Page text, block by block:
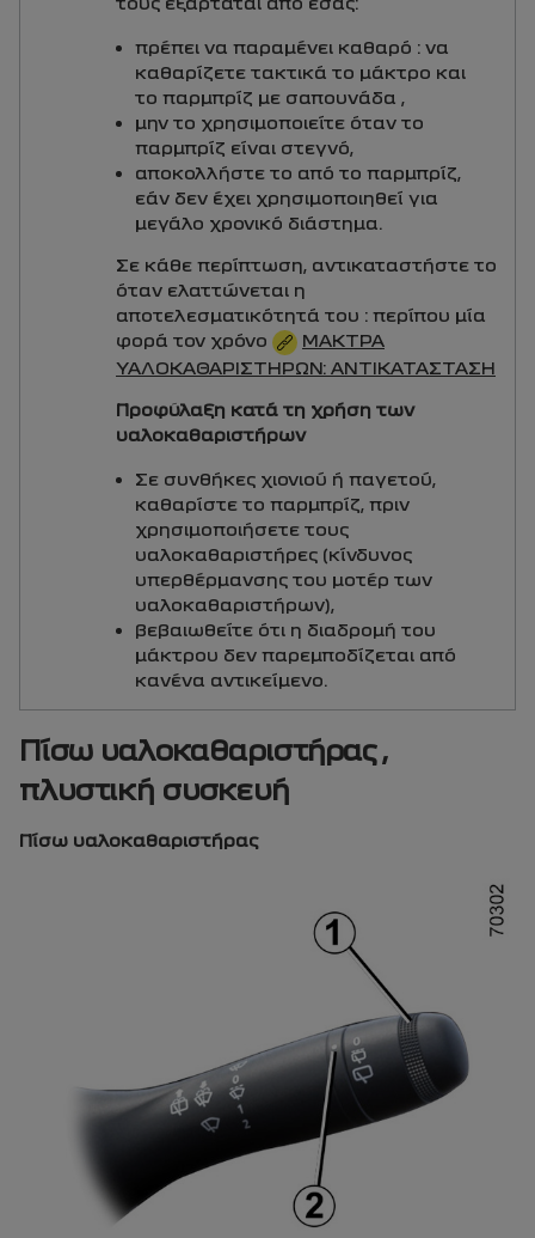
πρέπει να παραμένει καθαρό : να
καθαρίζετε τακτικά το μάκτρο και
το παρμπρίζ με σαπουνάδα ,
μην το χρησιμοποιείτε όταν το
παρμπρίζ είναι στεγνό,
αποκολλήστε το από το παρμπρίζ,
εάν δεν έχει χρησιμοποιηθεί για
μεγάλο χρονικό διάστημα.
Σε κάθε περίπτωση, αντικαταστήστε το
όταν ελαττώνεται η
αποτελεσματικότητά του : περίπου μία
φορά τον χρόνο
ΜΆΚΤΡΑ
ΥΑΛΟΚΑΘΑΡΙΣΤΉΡΩΝ: ΑΝΤΙΚΑΤΆΣΤΑΣΗ
Προφύλαξη κατά τη χρήση των
υαλοκαθαριστήρων
Σε συνθήκες χιονιού ή παγετού,
καθαρίστε το παρμπρίζ, πριν
χρησιμοποιήσετε τους
υαλοκαθαριστήρες (κίνδυνος
υπερθέρμανσης του μοτέρ των
υαλοκαθαριστήρων),
βεβαιωθείτε ότι η διαδρομή του
μάκτρου δεν παρεμποδίζεται από
κανένα αντικείμενο.
Πίσω υαλοκαθαριστήρας ,
πλυστική συσκευή
Πίσω υαλοκαθαριστήρας